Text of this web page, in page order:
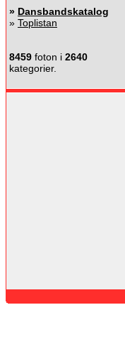
» Dansbandskatalog
» Toplistan
8459 foton i 2640
kategorier.